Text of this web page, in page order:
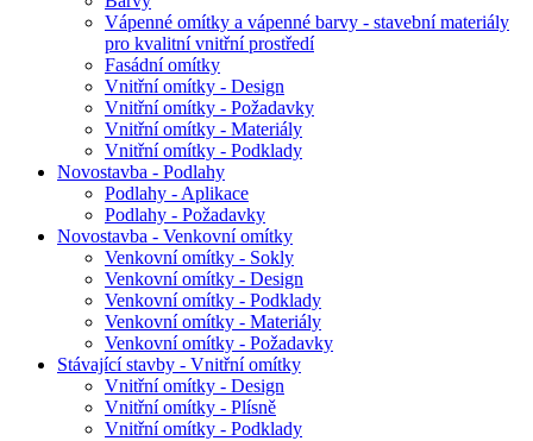
Vápenné omítky a vápenné barvy - stavební materiály
pro kvalitní vnitřní prostředí
Fasádní omítky
Vnitřní omítky - Design
Vnitřní omítky - Požadavky
Vnitřní omítky - Materiály
Vnitřní omítky - Podklady
Novostavba - Podlahy
Podlahy - Aplikace
Podlahy - Požadavky
Novostavba - Venkovní omítky
Venkovní omítky - Sokly
Venkovní omítky - Design
Venkovní omítky - Podklady
Venkovní omítky - Materiály
Venkovní omítky - Požadavky
Stávající stavby - Vnitřní omítky
Vnitřní omítky - Design
Vnitřní omítky - Plísně
Vnitřní omítky - Podklady